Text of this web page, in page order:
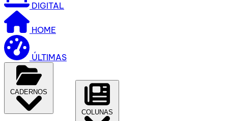
DIGITAL
HOME
ÚLTIMAS
CADERNOS
COLUNAS